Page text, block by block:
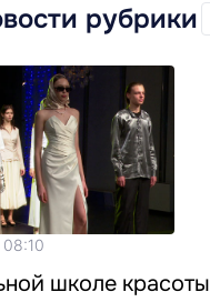
рубрики
школе красоты